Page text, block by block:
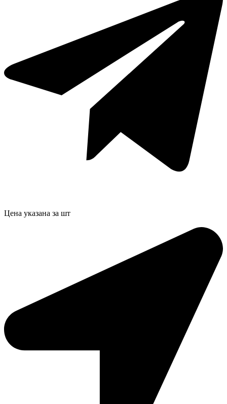
Цена указана за шт